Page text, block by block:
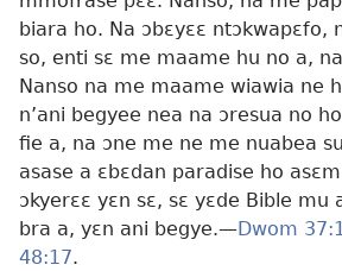
biara ho. Na ɔbɛyɛɛ ntɔkwapɛfo,
so, enti sɛ me maame hu no a,
Nanso na me maame wiawia ne
n’ani begyee nea na ɔresua no
fie a, na ɔne me ne me nuabea
asase a ɛbɛdan paradise ho
ɔkyerɛɛ yɛn sɛ, sɛ yɛde Bible mu
bra a, yɛn ani begye.—Dwom
48:17.